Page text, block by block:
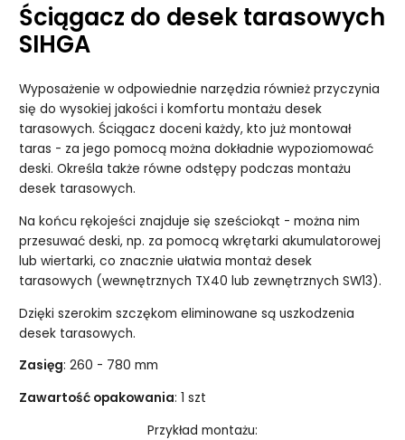
Ściągacz do desek tarasowych
SIHGA
Wyposażenie w odpowiednie narzędzia również przyczynia
się do wysokiej jakości i komfortu montażu desek
tarasowych. Ściągacz doceni każdy, kto już montował
taras - za jego pomocą można dokładnie wypoziomować
deski. Określa także równe odstępy podczas montażu
desek tarasowych.
Na końcu rękojeści znajduje się sześciokąt - można nim
przesuwać deski, np. za pomocą wkrętarki akumulatorowej
lub wiertarki, co znacznie ułatwia montaż desek
tarasowych (wewnętrznych TX40 lub zewnętrznych SW13).
Dzięki szerokim szczękom eliminowane są uszkodzenia
desek tarasowych.
Zasięg: 260 - 780 mm
Zawartość opakowania: 1 szt
Przykład montażu: